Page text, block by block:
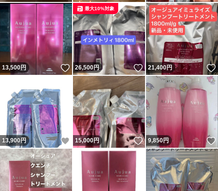
13,500円 いいね！
26,500円 いいね！
最大10%対象
21,400円
13,900円 いいね！
15,000円 いいね！
9,850円